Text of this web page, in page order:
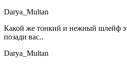
Darya_Multan
Какой же тонкий и нежный шлейф
позади вас..
Darya_Multan